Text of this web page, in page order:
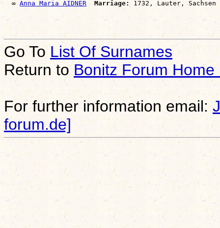
  ∞
Anna Maria AIDNER Marriage:
Go To List Of Surnames
Return toBonitz Forum Home
For further information email:
forum.de]